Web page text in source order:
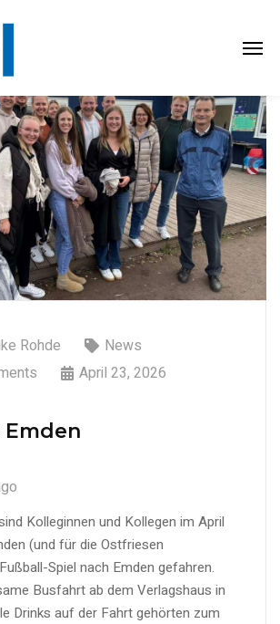
Rohde
News
April 23, 2026
Emden
Kolleginnen und Kollegen im April
(und für die Ostfriesen
Spiel nach Emden gefahren.
Busfahrt ab dem Verlagshaus in
Drinks auf der Fahrt gehörten zum